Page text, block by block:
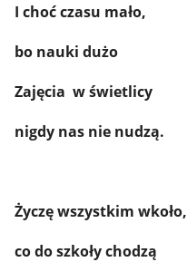
I choć czasu mało,
bo nauki dużo
Zajęcia w świetlicy
nigdy nas nie nudzą.
Życzę wszystkim wkoło,
co do szkoły chodzą